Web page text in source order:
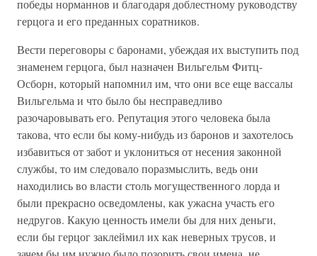
победы норманнов и благодаря доблестному руководству
герцога и его преданных соратников.
Вести переговоры с баронами, убеждая их выступить под
знаменем герцога, был назначен Вильгельм Фитц-
Осборн, который напомнил им, что они все еще вассалы
Вильгельма и что было бы несправедливо
разочаровывать его. Репутация этого человека была
такова, что если бы кому-нибудь из баронов и захотелось
избавиться от забот и уклониться от несения законной
службы, то им следовало поразмыслить, ведь они
находились во власти столь могущественного лорда и
были прекрасно осведомлены, как ужасна участь его
недругов. Какую ценность имели бы для них деньги,
если бы герцог заклеймил их как неверных трусов, и